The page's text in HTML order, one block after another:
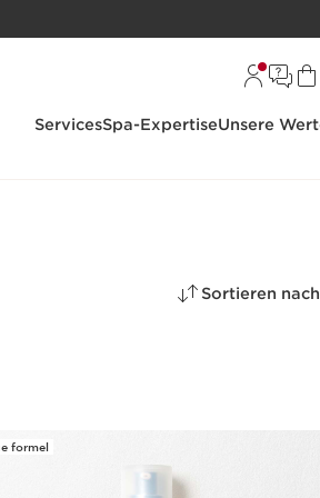
ServicesSpa-ExpertiseUnsere
Sortieren nach
formel